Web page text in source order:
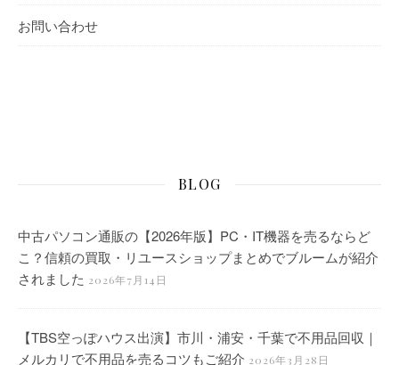
お問い合わせ
BLOG
中古パソコン通販の【2026年版】PC・IT機器を売るならど
こ？信頼の買取・リユースショップまとめでブルームが紹介
されました 2026年7月14日
【TBS空っぽハウス出演】市川・浦安・千葉で不用品回収｜
メルカリで不用品を売るコツもご紹介 2026年3月28日